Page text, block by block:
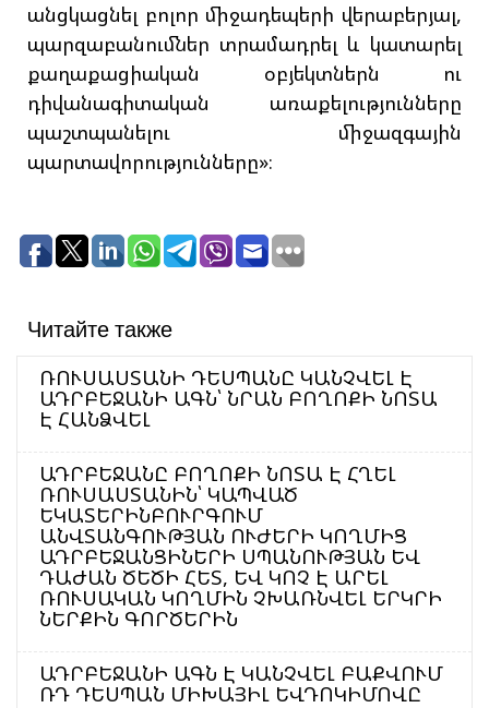
անցկացնել բոլոր միջադեպերի վերաբերյալ,
պարզաբանումներ տրամադրել և կատարել
քաղաքացիական օբյեկտներն ու
դիվանագիտական առաքելությունները
պաշտպանելու միջազգային
պարտավորությունները»։
Читайте также
ՌՈՒՍԱՍՏԱՆԻ ԴԵՍՊԱՆԸ ԿԱՆՉՎԵԼ Է
ԱԴՐԲԵՋԱՆԻ ԱԳՆ՝ ՆՐԱՆ ԲՈՂՈՔԻ ՆՈՏԱ
Է ՀԱՆՁՎԵԼ
ԱԴՐԲԵՋԱՆԸ ԲՈՂՈՔԻ ՆՈՏԱ Է ՀՂԵԼ
ՌՈՒՍԱՍՏԱՆԻՆ՝ ԿԱՊՎԱԾ
ԵԿԱՏԵՐԻՆԲՈՒՐԳՈՒՄ
ԱՆՎՏԱՆԳՈՒԹՅԱՆ ՈՒԺԵՐԻ ԿՈՂՄԻՑ
ԱԴՐԲԵՋԱՆՑԻՆԵՐԻ ՍՊԱՆՈՒԹՅԱՆ ԵՎ
ԴԱԺԱՆ ԾԵԾԻ ՀԵՏ, ԵՎ ԿՈՉ Է ԱՐԵԼ
ՌՈՒՍԱԿԱՆ ԿՈՂՄԻՆ ՉԽԱՌՆՎԵԼ ԵՐԿՐԻ
ՆԵՐՔԻՆ ԳՈՐԾԵՐԻՆ
ԱԴՐԲԵՋԱՆԻ ԱԳՆ Է ԿԱՆՉՎԵԼ ԲԱՔՎՈՒՄ
ՌԴ ԴԵՍՊԱՆ ՄԻԽԱՅԻԼ ԵՎԴՈԿԻՄՈՎԸ